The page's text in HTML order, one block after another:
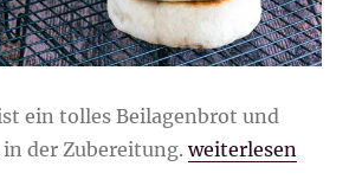
ein tolles Beilagenbrot und
in der Zubereitung.„Pfannenbrot“
weiterlesen